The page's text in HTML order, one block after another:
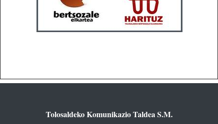
Tolosaldeko Komunikazio Taldea S.M.